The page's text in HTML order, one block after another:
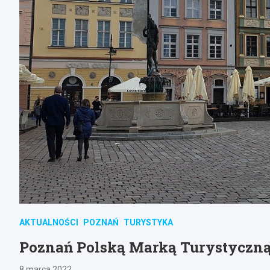
AKTUALNOŚCI POZNAŃ TURYSTYKA
Poznań Polską Marką